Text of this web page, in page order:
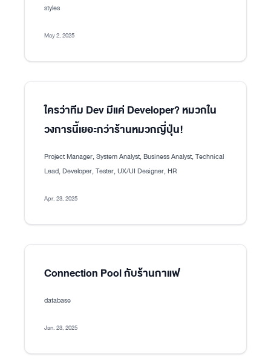
styles
May 2, 2025
ใครว่าทีม Dev มีแค่ Developer? หมวกใน
วงการนี้เยอะกว่าร้านหมวกญี่ปุ่น!
Project Manager, System Analyst, Business Analyst, Technical
Lead, Developer, Tester, UX/UI Designer, HR
Apr. 23, 2025
Connection Pool กับร้านกาแฟ
database
Jan. 23, 2025